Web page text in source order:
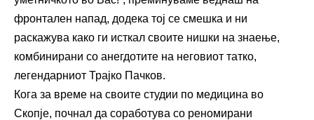
фронтален напад, додека тој се смешка и ни
раскажува како ги исткал своите нишки на знаење,
комбинирани со анегдотите на неговиот татко,
легендарниот Трајко Пачков.
Кога за време на своите студии по медицина во
Скопје, почнал да соработува со реномирани